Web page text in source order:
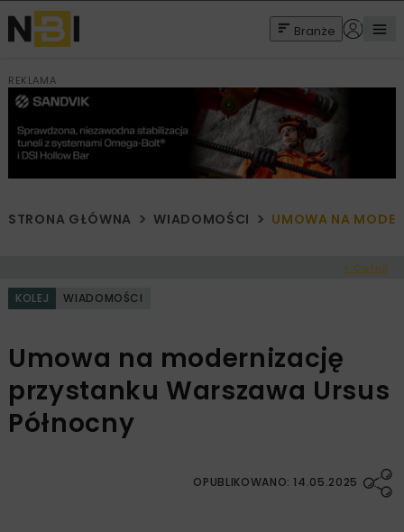
Branże
REKLAMA
STRONA GŁÓWNA WIADOMOŚCI UMOWA NA
< Cofnij
KOLEJ WIADOMOŚCI
Umowa na modernizację
przystanku Warszawa Ursus
Północny
OPUBLIKOWANO: 14.05.2025